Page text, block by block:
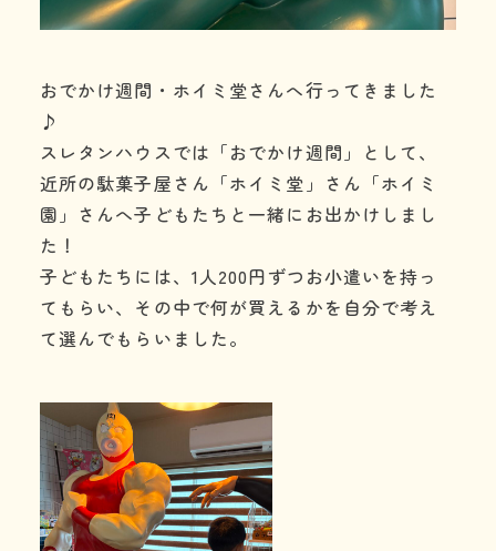
お問い合わせ
おでかけ週間・ホイミ堂さんへ行ってきました
♪
スレタンハウスでは「おでかけ週間」として、
近所の駄菓子屋さん「ホイミ堂」さん「ホイミ
園」さんへ子どもたちと一緒にお出かけしまし
た！
子どもたちには、1人200円ずつお小遣いを持っ
てもらい、その中で何が買えるかを自分で考え
て選んでもらいました。